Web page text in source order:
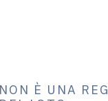
È UNA